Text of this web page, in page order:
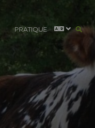
PRATIQUE